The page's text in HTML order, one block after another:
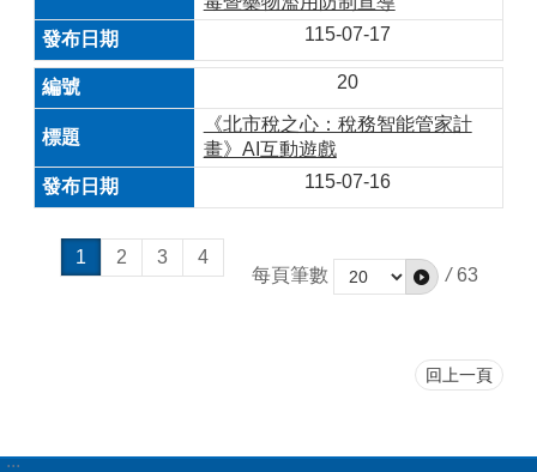
115-07-17
20
《北市稅之心：稅務智能管家計
畫》AI互動遊戲
115-07-16
1 2 3
4
每頁筆數
/ 63
回上一頁